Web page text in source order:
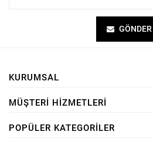
GÖNDER
KURUMSAL
MÜŞTERI HIZMETLERI
POPÜLER KATEGORILER